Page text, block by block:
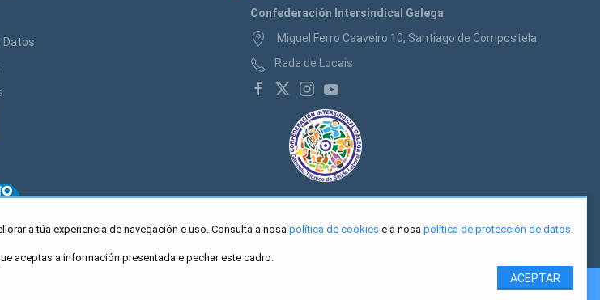
Datos
Confederación Intersindical Galega
Miguel Ferro Caaveiro 10, Santiago de Compostela
Rede de Locais
Compostela
a túa experiencia de navegación e uso. Consulta a nosa política de cookies e a nosa política de protección de datos.
aceptas a información presentada e pechar este cadro.
ACEPTAR